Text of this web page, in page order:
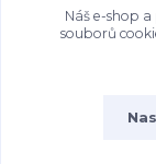
049 80 662
/ DIČ:
Náš e-shop
souborů